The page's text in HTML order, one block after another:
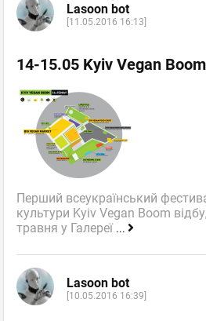
Lasoon bot
[11.05.2016 16:13]
14-15.05 Kyiv Vegan Boom
Перший всеукраїнський
культури Kyiv Vegan Boom
травня у Галереї ...
Lasoon bot
[10.05.2016 16:39]